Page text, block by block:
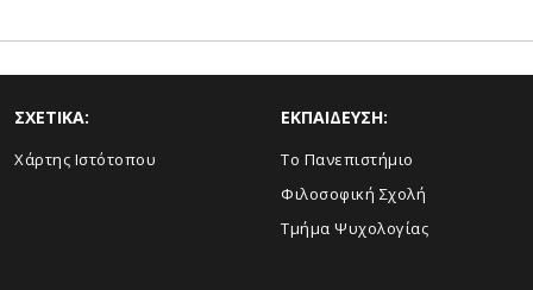
ΣΧΕΤΙΚΑ:
Χάρτης Ιστότοπου
ΕΚΠΑΙΔΕΥΣΗ:
Το Πανεπιστήμιο
Φιλοσοφική Σχολή
Τμήμα Ψυχολογίας